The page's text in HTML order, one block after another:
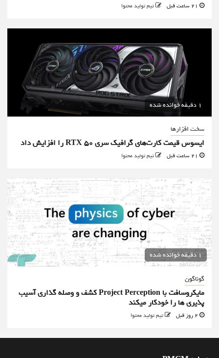
تیم تولید محتوا
1 دقیقه خوانده شده
سخت افزارها
ایسوس قیمت کارت‌های گرافیک سری RTX 50 را افزایش داد
تیم تولید محتوا
1 دقیقه خوانده شده
گوناگون
مایکروسافت با Project Perception کشف و وصله گذاری آسیب
پذیری ها را خودکار میکند
تیم تولید محتوا